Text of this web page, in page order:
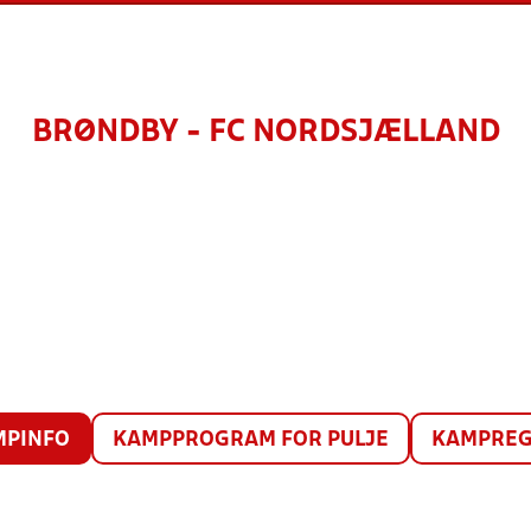
BRØNDBY - FC NORDSJÆLLAND
KAMPPROGRAM FOR PULJE